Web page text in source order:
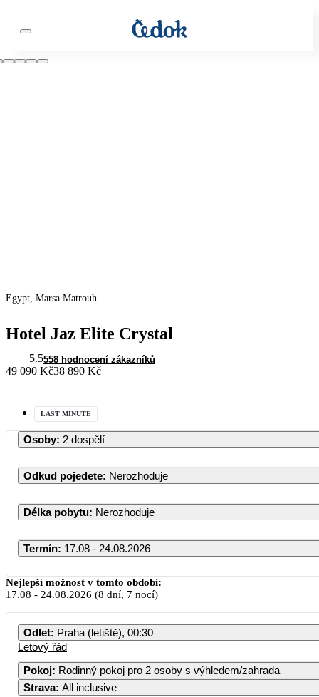
Egypt, Marsa Matrouh
Hotel Jaz Elite Crystal
5.5558 hodnocení zákazníků
49 090 Kč38 890 Kč
LAST MINUTE
Osoby: 2 dospělí
Odkud pojedete: Nerozhoduje
Délka pobytu: Nerozhoduje
Termín: 17.08 - 24.08.2026
Srpen 2026
PO ÚT ST ČT PÁ
Nejlepší možnost v tomto období:
17.08 - 24.08.2026 (8 dní, 7 nocí)
Odlet: Praha (letiště), 00:30
Letový řád
Pokoj: Rodinný pokoj pro 2 osoby s výhledem/zahrada
Strava: All inclusive